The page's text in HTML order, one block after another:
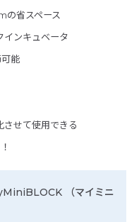
の省スペース
インキュベータ
能
せて使用できる
（マイミニ